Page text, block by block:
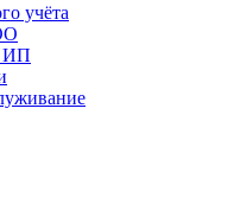
учёта
ИП